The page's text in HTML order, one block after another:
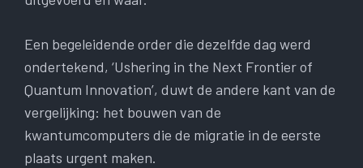
Een begeleidende order die dezelfde dag werd
ondertekend, ‘Ushering in the Next Frontier of
Quantum Innovation’, duwt de andere kant van de
vergelijking: het bouwen van de
kwantumcomputers die de migratie in de eerste
plaats urgent maken.